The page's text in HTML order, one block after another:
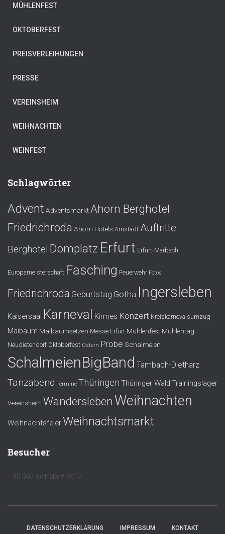
MÜHLENFEST
OKTOBERFEST
PREISVERLEIHUNGEN
PRESSE
VEREINSHEIM
WEIHNACHTEN
WEINFEST
Schlagwörter
Advent AdventsmarktAhorn Berghotel
Friedrichroda Ahorn Hotels Arnstadt Auftritte
Berghotel Domplatz Erfurt Erfurt-Marbach
Europameisterschaft Fasching Feuerwehr Fotos
Friedrichroda Geburtstag Gotha Ingersleben
Kaisersaal Karneval Kirmes Konzert Kreiskarnevalsumzug
Maibaum Maibaumsetzen Messe Erfurt Mühlenfest Mühlentag
Neudietendorf Oktoberfest Ostern Probe Schalmeien
SchalmeienBigBand Tambach-Dietharz
Tanzabend Termine Thüringen Thüringer Wald Trainingslager
Vereinsheim Wandersleben Weihnachten
WeihnachtsfeierWeihnachtsmarkt
Besucher
30.997 seit März 2017
DATENSCHUTZERKLÄRUNG IMPRESSUM KONTAKT